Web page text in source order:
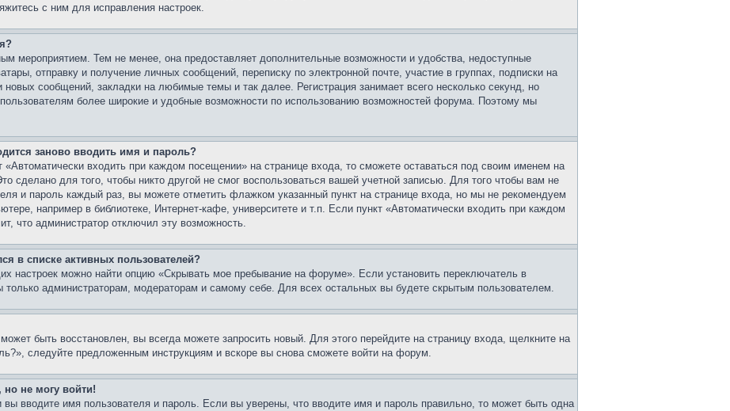
с ним для исправления настроек.
мероприятием. Тем не менее, она предоставляет дополнительные возможности и удобства, недоступные
отправку и получение личных сообщений, переписку по электронной почте, участие в группах, подписки на
сообщений, закладки на любимые темы и так далее. Регистрация занимает всего несколько секунд, но
пользователям более широкие и удобные возможности по использованию возможностей форума. Поэтому мы
заново вводить имя и пароль?
входить при каждом посещении» на странице входа, то сможете оставаться под своим именем на
сделано для того, чтобы никто другой не смог воспользоваться вашей учетной записью. Для того чтобы вам не
и пароль каждый раз, вы можете отметить флажком указанный пункт на странице входа, но мы не рекомендуем
например в библиотеке, Интернет-кафе, университете и т.п. Если пункт «Автоматически входить при каждом
что администратор отключил эту возможность.
в списке активных пользователей?
настроек можно найти опцию «Скрывать мое пребывание на форуме». Если установить переключатель в
администраторам, модераторам и самому себе. Для всех остальных вы будете скрытым пользователем.
быть восстановлен, вы всегда можете запросить новый. Для этого перейдите на страницу входа, щелкните на
следуйте предложенным инструкциям и вскоре вы снова сможете войти на форум.
но не могу войти!
вы вводите имя пользователя и пароль. Если вы уверены, что вводите имя и пароль правильно, то может быть одна